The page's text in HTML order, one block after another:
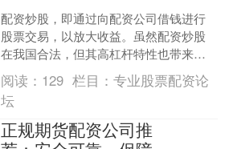
配资炒股，即通过向配资公司借钱进行
股票交易，以放大收益。虽然配资炒股
在我国合法，但其高杠杆特性也带来了
巨大的风险。 **风险：** * **爆仓风险：
**当股价....
阅读： 129 栏目：专业股票配资论
坛
正规期货配资公司推